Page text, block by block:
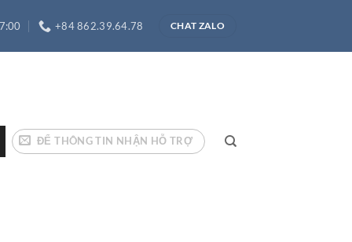
+84 862.39.64.78 CHAT ZALO
ĐỂ THÔNG TIN NHẬN HỖ TRỢ